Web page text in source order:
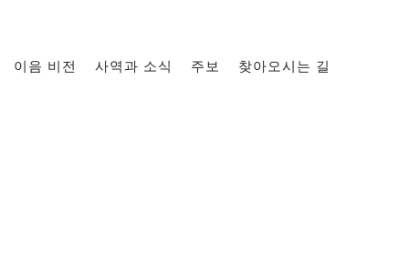
이음 비전 사역과 소식 주보 찾아오시는 길